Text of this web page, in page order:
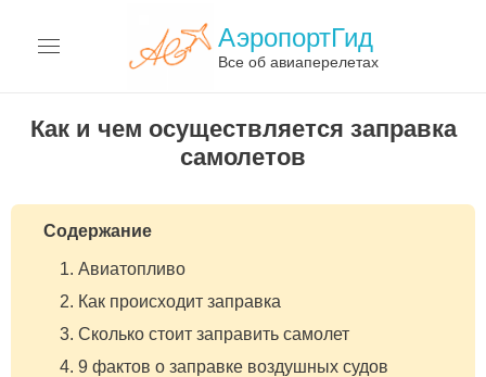
АэропортГид
Все об авиаперелетах
АВИАЦИЯ
ТЕРМИНЫ
О САЙТЕ
Как и чем осуществляется заправка
самолетов
Содержание
Авиатопливо
Как происходит заправка
Сколько стоит заправить самолет
9 фактов о заправке воздушных судов